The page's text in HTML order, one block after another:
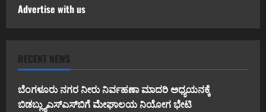
Advertise with us
RECENT NEWS
ಬೆಂಗಳೂರು ನಗರ ನೀರು ನಿರ್ವಹಣಾ ಮಾದರಿ ಅಧ್ಯಯನಕ್ಕೆ
ಬಿ‌ಡಬ್ಲ್ಯು‌ಎಸ್‌ಎಸ್‌ಬಿಗೆ ಮೇಘಾಲಯ ನಿಯೋಗ ಭೇಟಿ